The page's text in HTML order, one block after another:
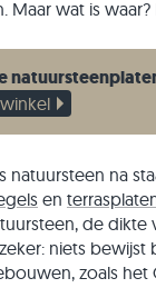
Maar wat is
natuursteen na
en
de dikte
niets
zoals het